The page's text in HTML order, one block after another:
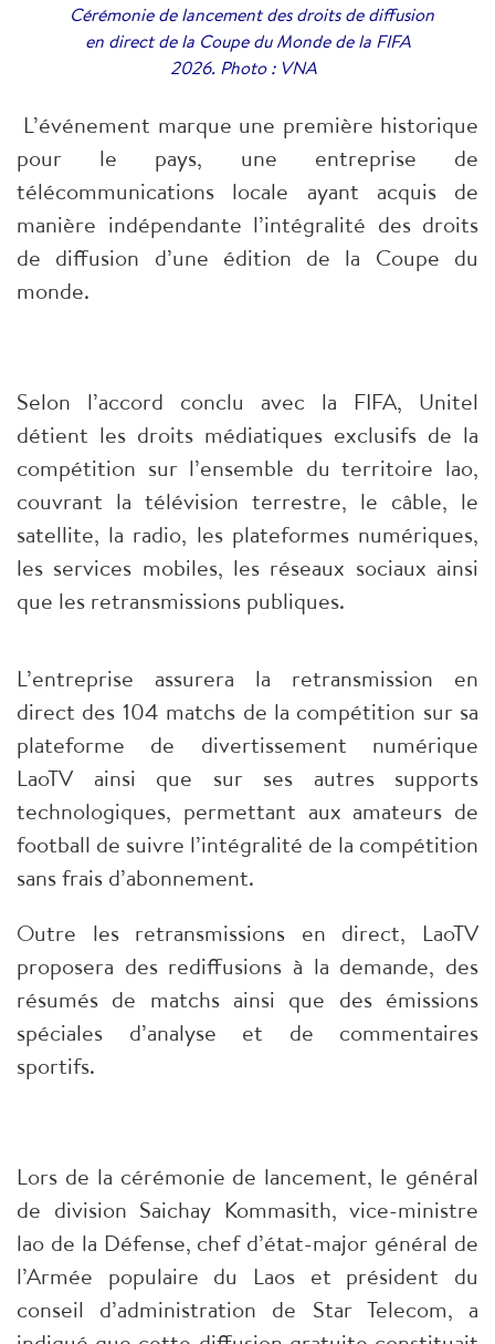
Cérémonie de lancement des droits de diffusion
en direct de la Coupe du Monde de la FIFA
2026. Photo : VNA
L’événement marque une première historique
pour le pays, une entreprise de
télécommunications locale ayant acquis de
manière indépendante l’intégralité des droits
de diffusion d’une édition de la Coupe du
monde.
Selon l’accord conclu avec la FIFA, Unitel
détient les droits médiatiques exclusifs de la
compétition sur l’ensemble du territoire lao,
couvrant la télévision terrestre, le câble, le
satellite, la radio, les plateformes numériques,
les services mobiles, les réseaux sociaux ainsi
que les retransmissions publiques.
L’entreprise assurera la retransmission en
direct des 104 matchs de la compétition sur sa
plateforme de divertissement numérique
LaoTV ainsi que sur ses autres supports
technologiques, permettant aux amateurs de
football de suivre l’intégralité de la compétition
sans frais d’abonnement.
Outre les retransmissions en direct, LaoTV
proposera des rediffusions à la demande, des
résumés de matchs ainsi que des émissions
spéciales d’analyse et de commentaires
sportifs.
Lors de la cérémonie de lancement, le général
de division Saichay Kommasith, vice-ministre
lao de la Défense, chef d’état-major général de
l’Armée populaire du Laos et président du
conseil d’administration de Star Telecom, a